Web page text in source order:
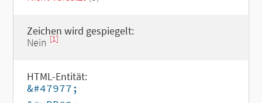
Zeichen wird gespiegelt:
Nein [1]
HTML-Entität:
&#47977;